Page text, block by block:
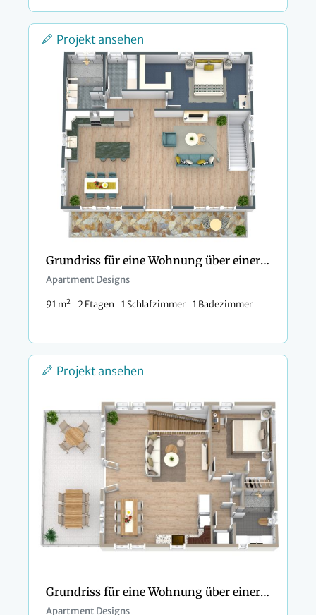
Projekt ansehen
Grundriss für eine Wohnung über einer Doppelgarage
Apartment Designs
91 m2 2 Etagen 1 Schlafzimmer 1 Badezimmer
Projekt ansehen
Grundriss für eine Wohnung über einer Garage
Apartment Designs